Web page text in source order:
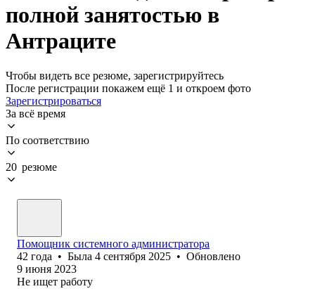
полной занятостью в
Антраците
Чтобы видеть все резюме, зарегистрируйтесь
После регистрации покажем ещё 1 и откроем фото
Зарегистрироваться
За всё время
По соответствию
20 резюме
Помощник системного администратора
42 года • Была 4 сентября 2025 • Обновлено
9 июня 2023
Не ищет работу